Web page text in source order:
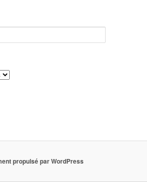
propulsé par WordPress